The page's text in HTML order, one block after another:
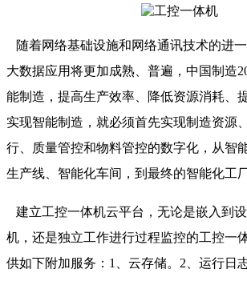
随着网络基础设施和网络通讯技术的进
大数据应用将更加成熟、普遍，中国制造
能制造，提高生产效率、降低资源消耗、
实现智能制造，就必须首先实现制造资源
行、质量管控和物料管控的数字化，从智
生产线、智能化车间，到最终的智能化工厂
建立工控一体机云平台，无论是嵌入到
机，还是独立工作进行过程监控的工控一
供如下附加服务：1、云存储。2、运行日